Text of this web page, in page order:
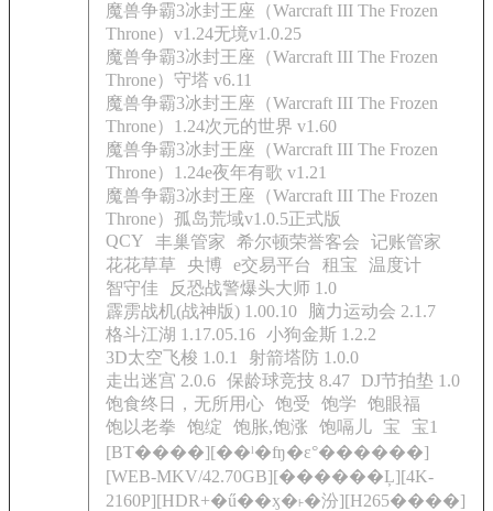
魔兽争霸3冰封王座（Warcraft III The Frozen
Throne）v1.24无境v1.0.25
魔兽争霸3冰封王座（Warcraft III The Frozen
Throne）守塔 v6.11
魔兽争霸3冰封王座（Warcraft III The Frozen
Throne）1.24次元的世界 v1.60
魔兽争霸3冰封王座（Warcraft III The Frozen
Throne）1.24e夜年有歌 v1.21
魔兽争霸3冰封王座（Warcraft III The Frozen
Throne）孤岛荒域v1.0.5正式版
QCY
丰巢管家 希尔顿荣誉客会
记账管家
花花草草
央博 e交易平台 租宝
温度计
智守佳
反恐战警爆头大师 1.0
霹雳战机(战神版) 1.00.10
脑力运动会 2.1.7
格斗江湖 1.17.05.16 小狗金斯 1.2.2
3D太空飞梭 1.0.1
射箭塔防 1.0.0
走出迷宫 2.0.6 保龄球竞技 8.47
DJ节拍垫 1.0
饱食终日，无所用心 饱受 饱学
饱眼福
饱以老拳
饱绽 饱胀,饱涨 饱嗝儿 宝
宝1
[BT����][��ˡ�ʩ�ε°������]
[WEB-MKV/42.70GB][������Ļ][4K-
2160P][HDR+�ű��ӽ�˫�汾][H265����]